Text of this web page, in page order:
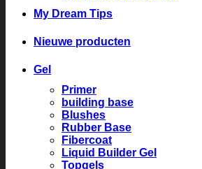
My Dream Tips
Nieuwe producten
Gel
Primer
building base
Blushes
Rubber Base
Fibercoat
Liquid Builder Gel
Topgels